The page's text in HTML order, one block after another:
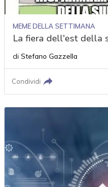
MEME DELLA SETTIMANA
La fiera dell'est della
di Stefano Gazzella
Condividi